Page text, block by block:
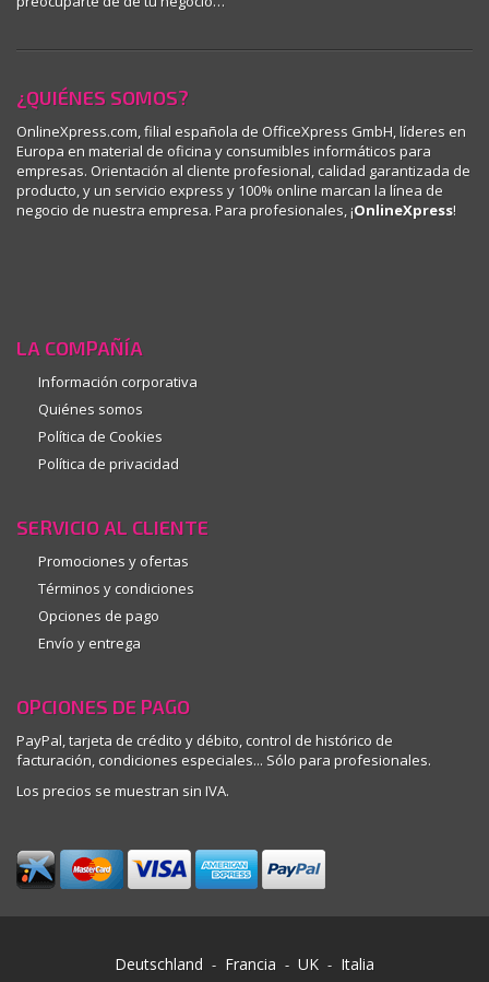
¿QUIÉNES SOMOS?
OnlineXpress.com, filial española de OfficeXpress GmbH, líderes en
Europa en material de oficina y consumibles informáticos para
empresas. Orientación al cliente profesional, calidad garantizada de
producto, y un servicio express y 100% online marcan la línea de
negocio de nuestra empresa. Para profesionales, ¡OnlineXpress!
LA COMPAÑÍA
Información corporativa
Quiénes somos
Política de Cookies
Política de privacidad
SERVICIO AL CLIENTE
Promociones y ofertas
Términos y condiciones
Opciones de pago
Envío y entrega
OPCIONES DE PAGO
PayPal, tarjeta de crédito y débito, control de histórico de
facturación, condiciones especiales... Sólo para profesionales.
Los precios se muestran sin IVA.
Deutschland - Francia - UK - Italia